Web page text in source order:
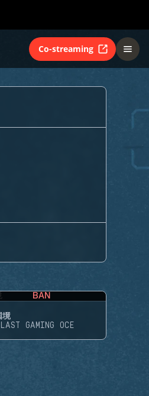
Co-streaming
BAN
境
GAMING OCE